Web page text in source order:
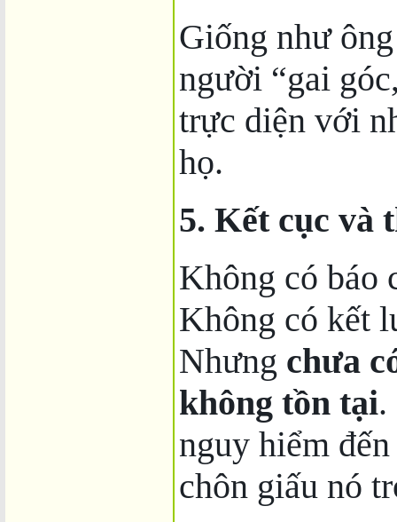
Giống như
người “gai
trực diện với
họ.
5. Kết cục và
Không có báo
Không có kết
Nhưng chưa
không tồn tại.
nguy hiểm
chôn giấu nó